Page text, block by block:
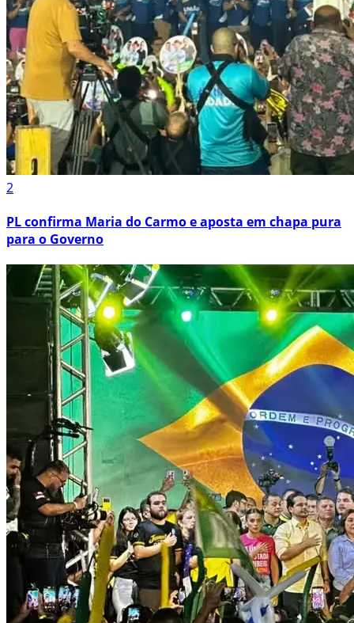
2
PL confirma Maria do Carmo e aposta em chapa pura
para o Governo